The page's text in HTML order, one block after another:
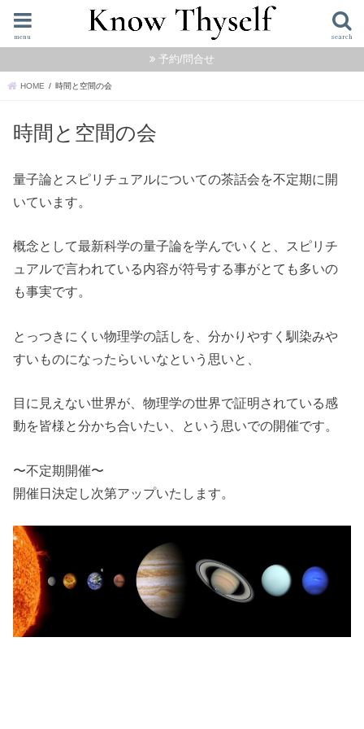
search
menu
予約/問合せ
HOME 時間と空間の会
時間と空間の会
量子論とスピリチュアルについての茶話会を不定期に開
いています。
概念として最新科学の量子論を学んでいくと、スピリチ
ュアルで言われている内容が符号する事がとても多いの
も事実です。
とっつきにくい物理学の話しを、分かりやすく馴染みや
すいものになったらいいなという思いと、
目に見えない世界が、物理学の世界で証明されている感
動を皆様と分かち合いたい、という思いでの開催です。
〜不定期開催〜
開催日決定し次第アップいたします。